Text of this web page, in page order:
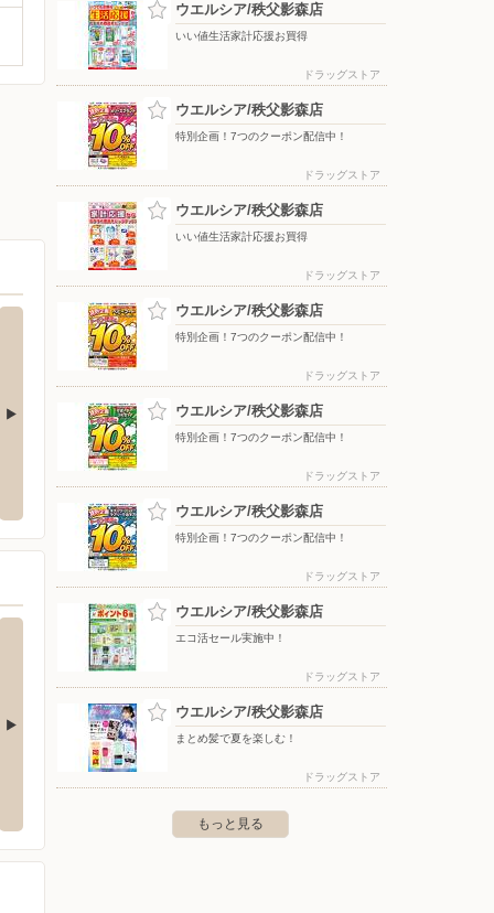
事務局（埼玉県エ
〒369-1871 埼玉県秩父市下影森886-1
店
大字小鹿野1979
ウエルシア/秩父黒谷店
ウエルシア/秩父影森店
いい値生活家計応援お買得
ドラッグストア
ウエルシア/秩父影森店
特別企画！7つのクーポン配信中！
ドラッグストア
ウエルシア/秩父影森店
いい値生活家計応援お買得
ドラッグストア
ウエルシア/秩父影森店
特別企画！7つのクーポン配信中！
ドラッグストア
ウエルシア/秩父影森店
特別企画！7つのクーポン配信中！
ドラッグストア
ウエルシア/秩父影森店
特別企画！7つのクーポン配信中！
ドラッグストア
ウエルシア/秩父影森店
エコ活セール実施中！
ドラッグストア
ウエルシア/秩父影森店
まとめ髪で夏を楽しむ！
ドラッグストア
もっと見る